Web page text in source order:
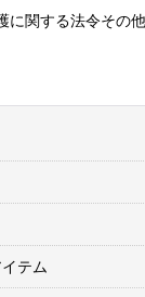
に関する法令その
テム